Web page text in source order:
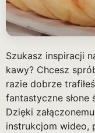
Szukasz inspiracji
kawy? Chcesz
razie dobrze
fantastyczne słone
Dzięki
instrukcjom wideo,